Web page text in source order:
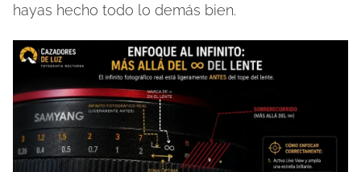
hayas hecho todo lo demás bien.